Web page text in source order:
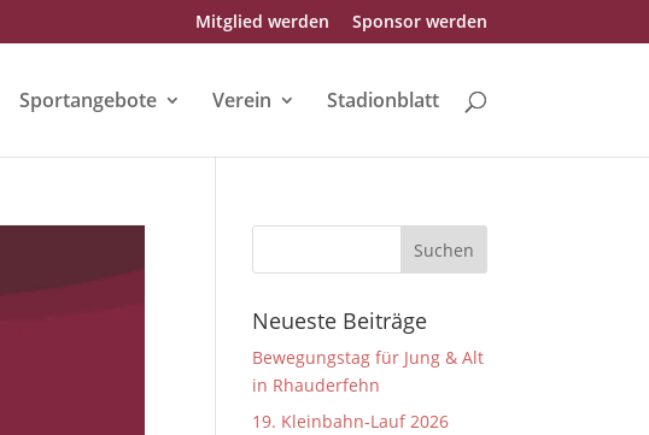
Mitglied werden Sponsor werden
Sportangebote Verein Stadionblatt
Neueste Beiträge
Bewegungstag für Jung & Alt
in Rhauderfehn
19. Kleinbahn-Lauf 2026